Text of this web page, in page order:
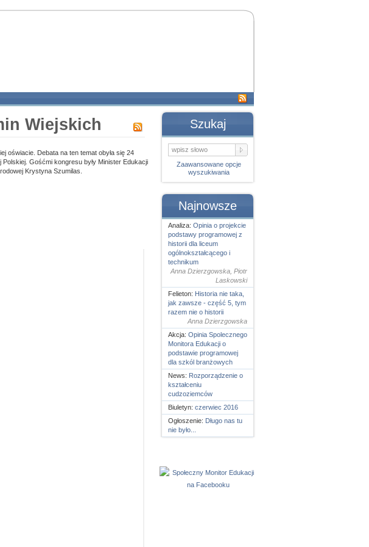
Wiejskich
oświacie. Debata na ten temat obyła się 24
Gośćmi kongresu były Minister Edukacji
Krystyna Szumilas.
Szukaj
Zaawansowane opcje
wyszukiwania
Najnowsze
Analiza: Opinia o projekcie
podstawy programowej z
historii dla liceum
ogólnokształcącego i
technikum
Anna Dzierzgowska, Piotr
Laskowski
Felieton: Historia nie taka,
jak zawsze - część 5, tym
razem nie o historii
Anna Dzierzgowska
Akcja: Opinia Spolecznego
Monitora Edukacji o
podstawie programowej
dla szkól branżowych
News: Rozporządzenie o
kształceniu
cudzoziemców
Biuletyn: czerwiec 2016
Ogłoszenie: Długo nas tu
nie było...